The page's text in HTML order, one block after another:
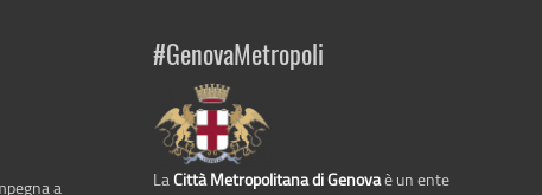
a
#GenovaMetropoli
La Città Metropolitana di Genovaè un ente